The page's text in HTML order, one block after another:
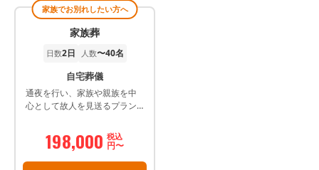
家族でお別れしたい方へ
家族葬
日数2日 人数〜40名
自宅葬儀
通夜を行い、家族や親族を中
心として故人を見送るプラン
（通夜.納棺の儀式.出棺の儀式.
火葬式.収骨式.告別式）2日間
198,000 税込
円〜